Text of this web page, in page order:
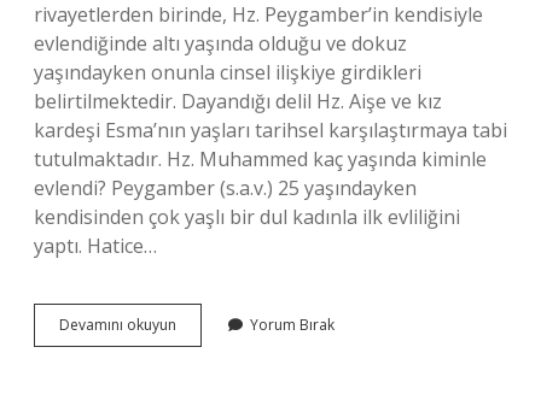
rivayetlerden birinde, Hz. Peygamber’in kendisiyle
evlendiğinde altı yaşında olduğu ve dokuz
yaşındayken onunla cinsel ilişkiye girdikleri
belirtilmektedir. Dayandığı delil Hz. Aişe ve kız
kardeşi Esma’nın yaşları tarihsel karşılaştırmaya tabi
tutulmaktadır. Hz. Muhammed kaç yaşında kiminle
evlendi? Peygamber (s.a.v.) 25 yaşındayken
kendisinden çok yaşlı bir dul kadınla ilk evliliğini
yaptı. Hatice…
Devamını okuyun Peygamber
Efendimiz
Yorum Bırak